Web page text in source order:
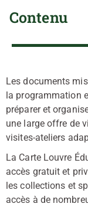
Contenu
Les documents
la programmation
préparer et
une large offre de
visites-ateliers
La Carte Louvre
accès gratuit et
les collections et
accès à de